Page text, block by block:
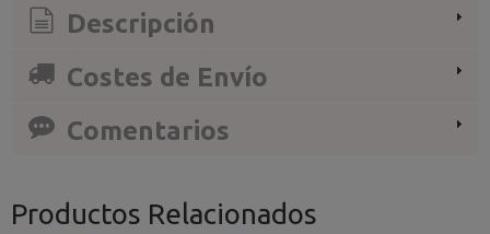
Descripción
Costes de Envío
Comentarios
Productos Relacionados